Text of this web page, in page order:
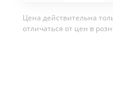
Цена действительна
отличаться от цен в